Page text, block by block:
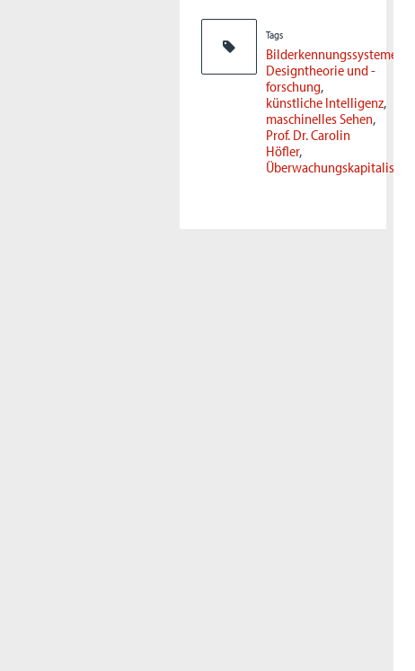
Tags
Bilderkennungssysteme
Designtheorie und -
forschung
künstliche Intelligenz
maschinelles Sehen
Prof. Dr. Carolin
Höfler
Überwachungskapitalismus